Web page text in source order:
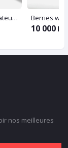
HUB USB C, Adaptateur USB C 11 en 1 avec 4K-HDMI, VGA, USB 3.0, Type C PD, Ethernet RJ45, Lecteur de Carte SD/TF, AUX 3,5 mm, Compatible avec MacBook Pro/Air, Plus Type C Dispositifs Berries
10 000
nos meilleures